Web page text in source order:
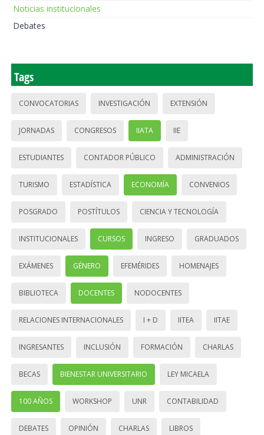
Noticias institucionales
Debates
Tags
CONVOCATORIAS INVESTIGACIÓN EXTENSIÓN
JORNADAS CONGRESOS IIATA IIE
ESTUDIANTES CONTADOR PÚBLICO ADMINISTRACIÓN
TURISMO ESTADÍSTICA ECONOMÍA CONVENIOS
POSGRADO POSTÍTULOS CIENCIA Y TECNOLOGÍA
INSTITUCIONALES CURSOS INGRESO GRADUADOS
EXÁMENES GÉNERO EFEMÉRIDES HOMENAJES
BIBLIOTECA DOCENTES NODOCENTES
RELACIONES INTERNACIONALES I + D IITEA IITAE
INGRESANTES INCLUSIÓN FORMACIÓN CHARLAS
BECAS BIENESTAR UNIVERSITARIO LEY MICAELA
100 AÑOS WORKSHOP UNR CONTABILIDAD
DEBATES OPINIÓN CHARLAS LIBROS